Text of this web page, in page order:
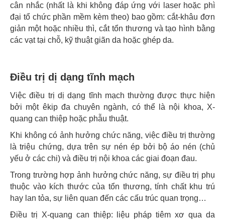
cân nhắc (nhất là khi không đáp ứng với laser hoặc phì
đại tổ chức phần mềm kèm theo) bao gồm: cắt-khâu đơn
giản một hoặc nhiều thì, cắt tổn thương và tạo hình bằng
các vạt tại chỗ, kỹ thuật giãn da hoặc ghép da.
Điều trị dị dạng tĩnh mạch
Việc điều trị dị dạng tĩnh mạch thường được thực hiện
bởi một êkip đa chuyên ngành, có thể là nội khoa, X-
quang can thiệp hoặc phẫu thuật.
Khi không có ảnh hưởng chức năng, việc điều trị thường
là triệu chứng, dựa trên sự nén ép bởi bộ áo nén (chủ
yếu ở các chi) và điều trị nội khoa các giai đoạn đau.
Trong trường hợp ảnh hưởng chức năng, sự điều trị phụ
thuộc vào kích thước của tổn thương, tính chất khu trú
hay lan tỏa, sự liên quan đến các cấu trúc quan trọng…
Điều trị X-quang can thiệp: liệu pháp tiêm xơ qua da